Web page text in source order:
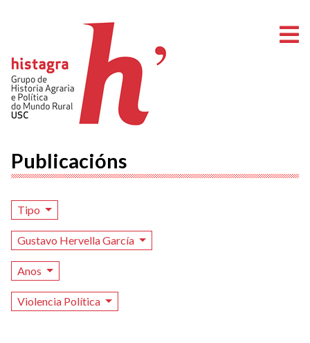
Publicacións
Tipo
Gustavo Hervella García
Anos
Violencia Política